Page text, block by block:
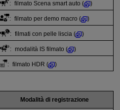
: filmato Scena smart auto ( )
: filmato per demo macro ( )
: filmati con pelle liscia ( )
: modalità IS filmato ( )
: filmato HDR ( )
Modalità di registrazione